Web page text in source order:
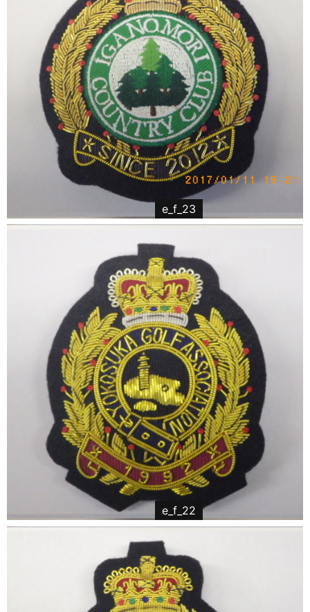
e_f_23
e_f_22